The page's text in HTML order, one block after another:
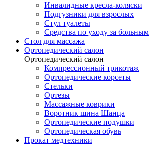
Инвалидные кресла-коляски
Подгузники для взрослых
Стул туалеты
Средства по уходу за больным
Cтол для массажа
Ортопедический салон
Ортопедический салон
Компрессионный трикотаж
Ортопедические корсеты
Стельки
Ортезы
Массажные коврики
Воротник шина Шанца
Ортопедические подушки
Ортопедическая обувь
Прокат медтехники